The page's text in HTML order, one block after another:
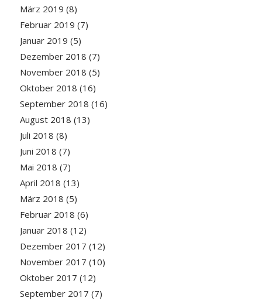
März 2019 (8)
Februar 2019 (7)
Januar 2019 (5)
Dezember 2018 (7)
November 2018 (5)
Oktober 2018 (16)
September 2018 (16)
August 2018 (13)
Juli 2018 (8)
Juni 2018 (7)
Mai 2018 (7)
April 2018 (13)
März 2018 (5)
Februar 2018 (6)
Januar 2018 (12)
Dezember 2017 (12)
November 2017 (10)
Oktober 2017 (12)
September 2017 (7)